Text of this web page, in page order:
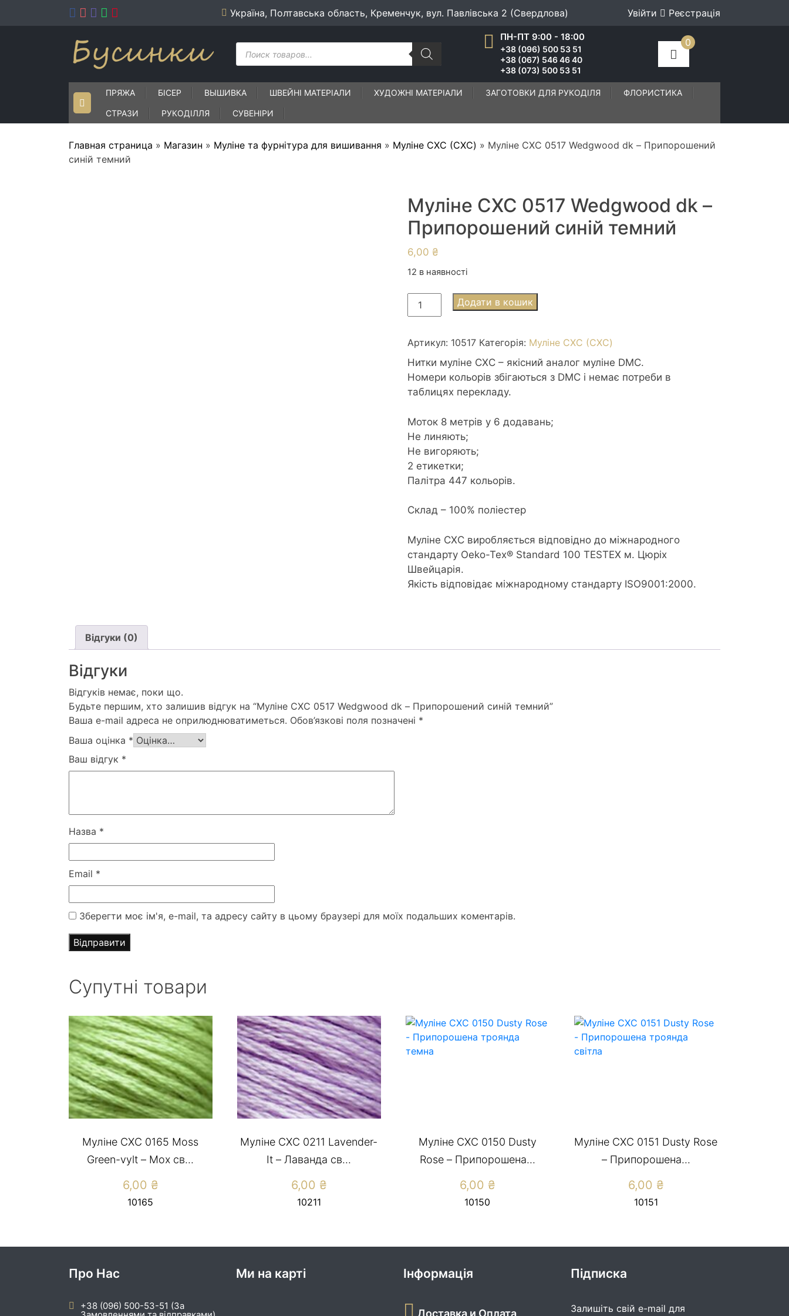
Україна, Полтавська область, Кременчук, вул. Павлівська 2 (Свердлова) Увійти Реєстрація
Пошук
товарів
ПН-ПТ 9:00 - 18:00
+38 (096) 500 53 51
+38 (067) 546 46 40
+38 (073) 500 53 51
0
ПРЯЖА БІСЕР ВЫШИВКА ШВЕЙНІ МАТЕРІАЛИ ХУДОЖНІ МАТЕРІАЛИ ЗАГОТОВКИ ДЛЯ РУКОДІЛЯ ФЛОРИСТИКА
СТРАЗИ РУКОДІЛЛЯ СУВЕНІРИ
Главная страница » Магазин » Муліне та фурнітура для вишивання » Муліне СХС (CXC) » Муліне СХС 0517 Wedgwood dk – Припорошений
синій темний
Муліне СХС 0517 Wedgwood dk –
Припорошений синій темний
6,00 ₴
12 в наявності
Муліне
СХС
Wedgwood
dk
-
Припорошений
синій
кількість
Додати в кошик
Артикул: 10517 Категорія: Муліне СХС (CXC)
Нитки муліне СХС – якісний аналог муліне DMC.
Номери кольорів збігаються з DMC і немає потреби в
таблицях перекладу.
Моток 8 метрів у 6 додавань;
Не линяють;
Не вигоряють;
2 етикетки;
Палітра 447 кольорів.
Склад – 100% поліестер
Муліне CXC виробляється відповідно до міжнародного
стандарту Oeko-Tex® Standard 100 TESTEX м. Цюріх
Швейцарія.
Якість відповідає міжнародному стандарту ISO9001:2000.
Відгуки (0)
Відгуки
Відгуків немає, поки що.
Будьте першим, хто залишив відгук на “Муліне СХС 0517 Wedgwood dk – Припорошений синій темний”
Ваша e-mail адреса не оприлюднюватиметься. Обов’язкові поля позначені *
Ваша оцінка *
Ваш відгук *
Назва *
Email *
Зберегти моє ім'я, e-mail, та адресу сайту в цьому браузері для моїх подальших коментарів.
Супутні товари
Муліне СХС 0165 Moss
Green-vylt – Мох св...
6,00 ₴
10165
Муліне СХС 0211 Lavender-
It – Лаванда св...
6,00 ₴
10211
Муліне CXC 0150 Dusty
Rose – Припорошена...
6,00 ₴
10150
Муліне CXC 0151 Dusty Rose
– Припорошена...
6,00 ₴
10151
Про Нас
+38 (096) 500-53-51 (За
Ми на карті Інформація
Доставка и Оплата
Підписка
Залишіть свій e-mail для